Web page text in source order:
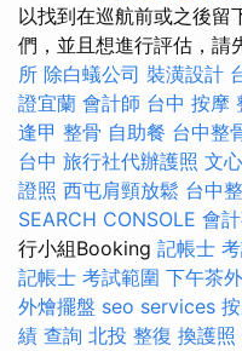
以找到在巡航前或之後留
們，並且想進行評估，請
所 除白蟻公司 裝潢設計
證宜蘭 會計師 台中 按摩
逢甲 整骨 自助餐 台中整
台中 旅行社代辦護照 文
證照 西屯肩頸放鬆 台中
SEARCH CONSOLE 會
行小組Booking 記帳士
記帳士 考試範圍 下午茶
外燴擺盤 seo services
績 查詢 北投 整復 換護照